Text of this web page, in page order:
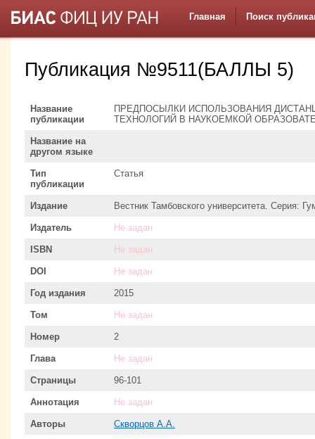
Главная Поиск
Публикация №9511(БАЛЛЫ 5)
Название
публикации
ПРЕДПОСЫЛКИ ИСПОЛЬЗОВАНИЯ
ТЕХНОЛОГИЙ В НАУКОЕМКОЙ
Название на
другом языке
Тип
публикации
Статья
Издание Вестник Тамбовского университета. Серия:
Издатель Не задан
ISBN Не задан
DOI Не задан
Год издания 2015
Том Не задан
Номер 2
Глава Не задан
Страницы 96-101
Аннотация Не задан
Авторы Скворцов А.А.